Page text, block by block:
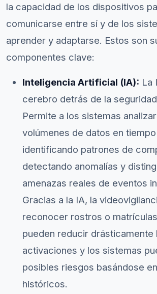
la capacidad de los dispositivos
comunicarse entre sí y de los
aprender y adaptarse. Estos son
componentes clave:
Inteligencia Artificial (IA): La
cerebro detrás de la
Permite a los sistemas
volúmenes de datos en
identificando patrones de
detectando anomalías y
amenazas reales de eventos
Gracias a la IA, la
reconocer rostros o
pueden reducir drásticamente
activaciones y los sistemas
posibles riesgos basándose
históricos.